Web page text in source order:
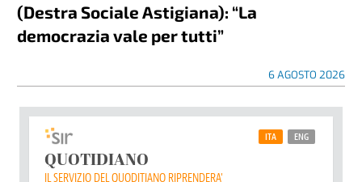
(Destra Sociale Astigiana): “La
democrazia vale per tutti”
6 AGOSTO 2026